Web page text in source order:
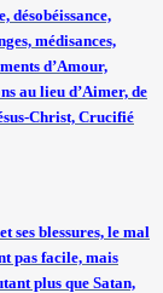
désobéissance,
médisances,
d’Amour,
au lieu d’Aimer, de
Christ, Crucifié
ses blessures, le mal
pas facile, mais
plus que Satan,